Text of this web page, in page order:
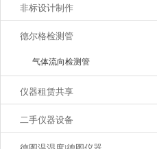
非标设计制作
德尔格检测管
气体流向检测管
仪器租赁共享
二手仪器设备